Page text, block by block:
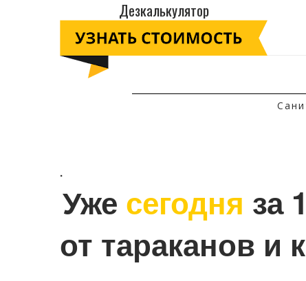
Дезкалькулятор
.
Уже сегодня за
от тараканов и